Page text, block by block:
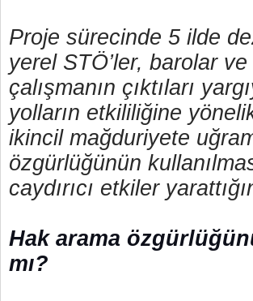
Proje sürecinde 5 ilde
yerel STÖ’ler, barolar
çalışmanın çıktıları
yolların etkililiğine
ikincil mağduriyete
özgürlüğünün
caydırıcı etkiler
Hak arama
mı?